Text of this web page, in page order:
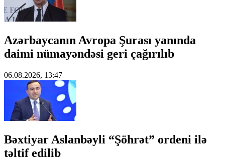
Azərbaycanın Avropa Şurası yanında
daimi nümayəndəsi geri çağırılıb
06.08.2026, 13:47
Bəxtiyar Aslanbəyli “Şöhrət” ordeni ilə
təltif edilib